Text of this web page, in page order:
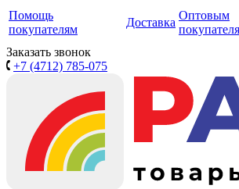
Помощь
покупателям
Доставка
Оптовым
Заказать звонок
+7 (4712) 785-075